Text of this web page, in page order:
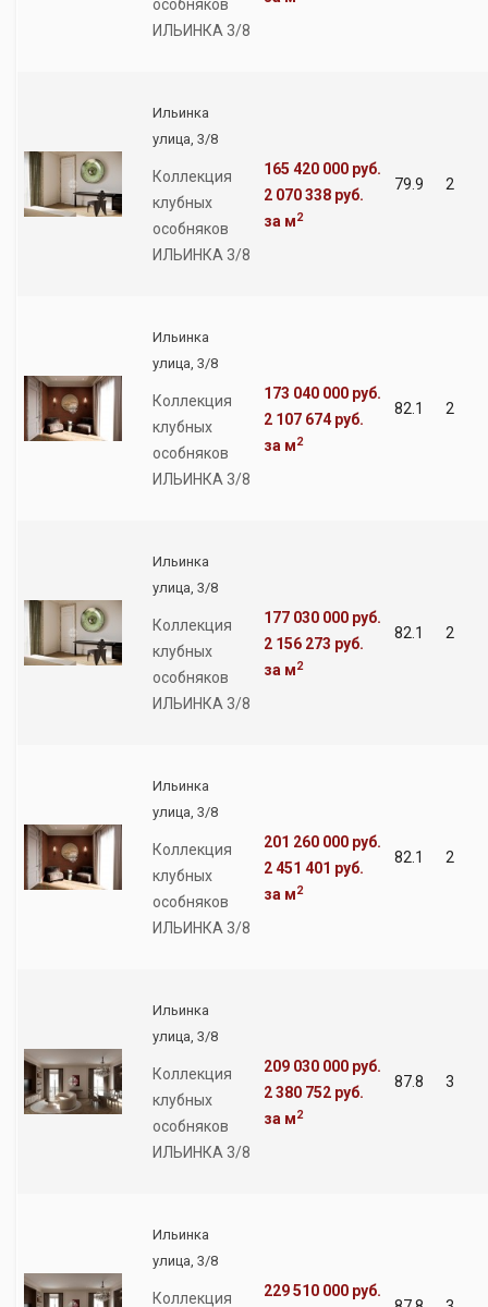
особняков
ИЛЬИНКА 3/8
Ильинка
улица, 3/8
Коллекция
клубных
особняков
ИЛЬИНКА 3/8
165 420 000 руб.
2 070 338 руб.
за м2
79.9 2
Ильинка
улица, 3/8
Коллекция
клубных
особняков
ИЛЬИНКА 3/8
173 040 000 руб.
2 107 674 руб.
за м2
82.1 2
Ильинка
улица, 3/8
Коллекция
клубных
особняков
ИЛЬИНКА 3/8
177 030 000 руб.
2 156 273 руб.
за м2
82.1 2
Ильинка
улица, 3/8
Коллекция
клубных
особняков
ИЛЬИНКА 3/8
201 260 000 руб.
2 451 401 руб.
за м2
82.1 2
Ильинка
улица, 3/8
Коллекция
клубных
особняков
ИЛЬИНКА 3/8
209 030 000 руб.
2 380 752 руб.
за м2
87.8 3
Ильинка
улица, 3/8
Коллекция
229 510 000 руб.